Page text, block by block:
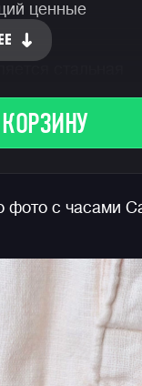
ценные
ему
сочными
, что
небольших
выхода
джишоков!
полимерный
не стоит
фото с часами